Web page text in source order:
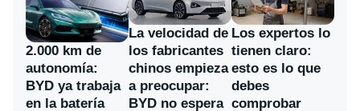
2.000 km de
autonomía:
BYD ya trabaja
en la batería
La velocidad de
los fabricantes
chinos empieza
a preocupar:
BYD no espera
Los expertos lo
tienen claro:
esto es lo que
debes
comprobar